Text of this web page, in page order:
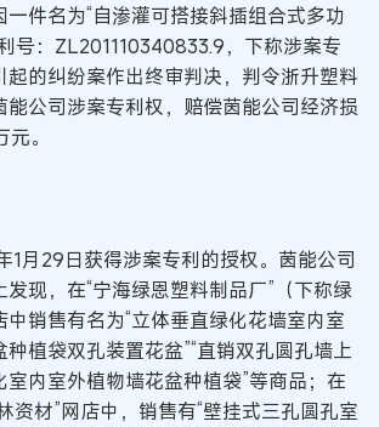
件名为“自渗灌可搭接斜插组合式多功
号：ZL201110340833.9，下称涉案专
起的纠纷案作出终审判决，判令浙升塑料
能公司涉案专利权，赔偿茵能公司经济损
。
1月29日获得涉案专利的授权。茵能公司
现，在“宁海绿恩塑料制品厂”（下称绿
销售有名为“立体垂直绿化花墙室内室
植袋双孔装置花盆”“直销双孔圆孔墙上
内室外植物墙花盆种植袋”等商品；在
资材”网店中，销售有“壁挂式三孔圆孔室